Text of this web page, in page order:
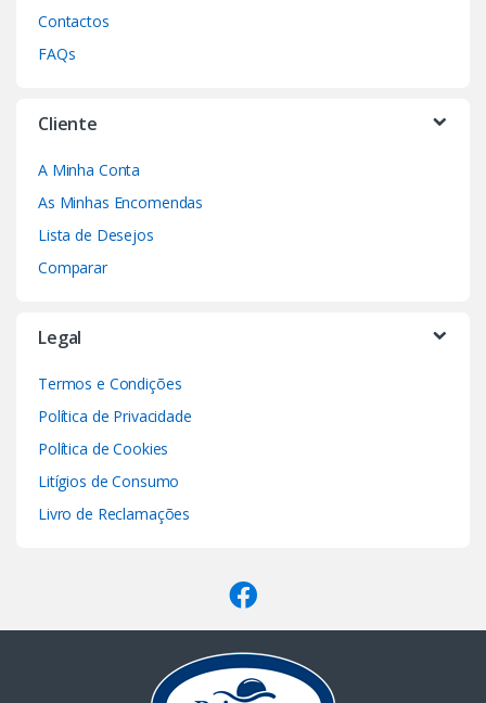
Contactos
FAQs
Cliente
A Minha Conta
As Minhas Encomendas
Lista de Desejos
Comparar
Legal
Termos e Condições
Política de Privacidade
Política de Cookies
Litígios de Consumo
Livro de Reclamações